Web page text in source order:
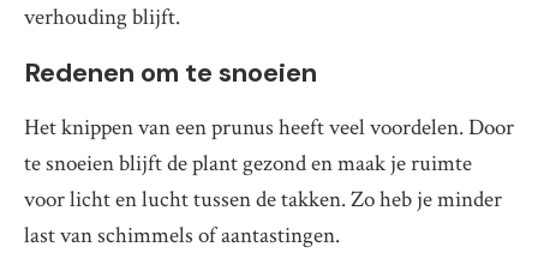
verhouding blijft.
Redenen om te snoeien
Het knippen van een prunus heeft veel voordelen. Door
te snoeien blijft de plant gezond en maak je ruimte
voor licht en lucht tussen de takken. Zo heb je minder
last van schimmels of aantastingen.